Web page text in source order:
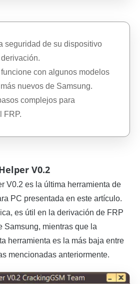
seguridad de su dispositivo
con algunos modelos
nuevos de Samsung.
complejos para
FRP.
V0.2
V0.2 es la última herramienta de
PC presentada en este artículo.
es útil en la derivación de FRP
Samsung, mientras que la
herramienta es la más baja entre
mencionadas anteriormente.